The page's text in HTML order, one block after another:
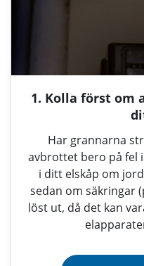
1. Kolla först om
Har grannarna
avbrottet bero på fel
i ditt elskåp om
sedan om säkringar
löst ut, då det kan